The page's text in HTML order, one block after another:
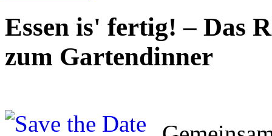
Essen is' fertig! – Das
zum Gartendinner